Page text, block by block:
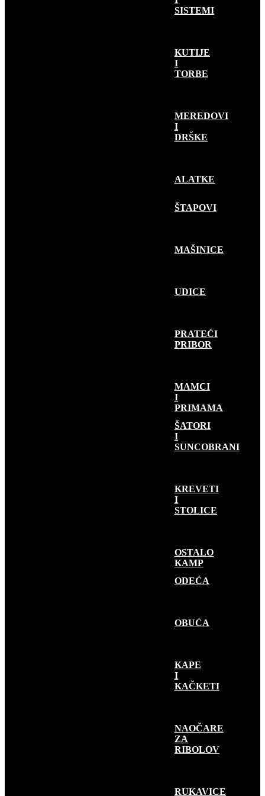
SISTEMI
KUTIJE
I
TORBE
MEREDOVI
I
DRŠKE
ALATKE
ŠTAPOVI
MAŠINICE
UDICE
PRATEĆI
PRIBOR
MAMCI
I
PRIMAMA
KAMP OPREMA
ŠATORI
I
SUNCOBRANI
KREVETI
I
STOLICE
OSTALO
KAMP
ODEĆA
OBUĆA
KAPE
I
KAČKETI
NAOČARE
ZA
RIBOLOV
RUKAVICE